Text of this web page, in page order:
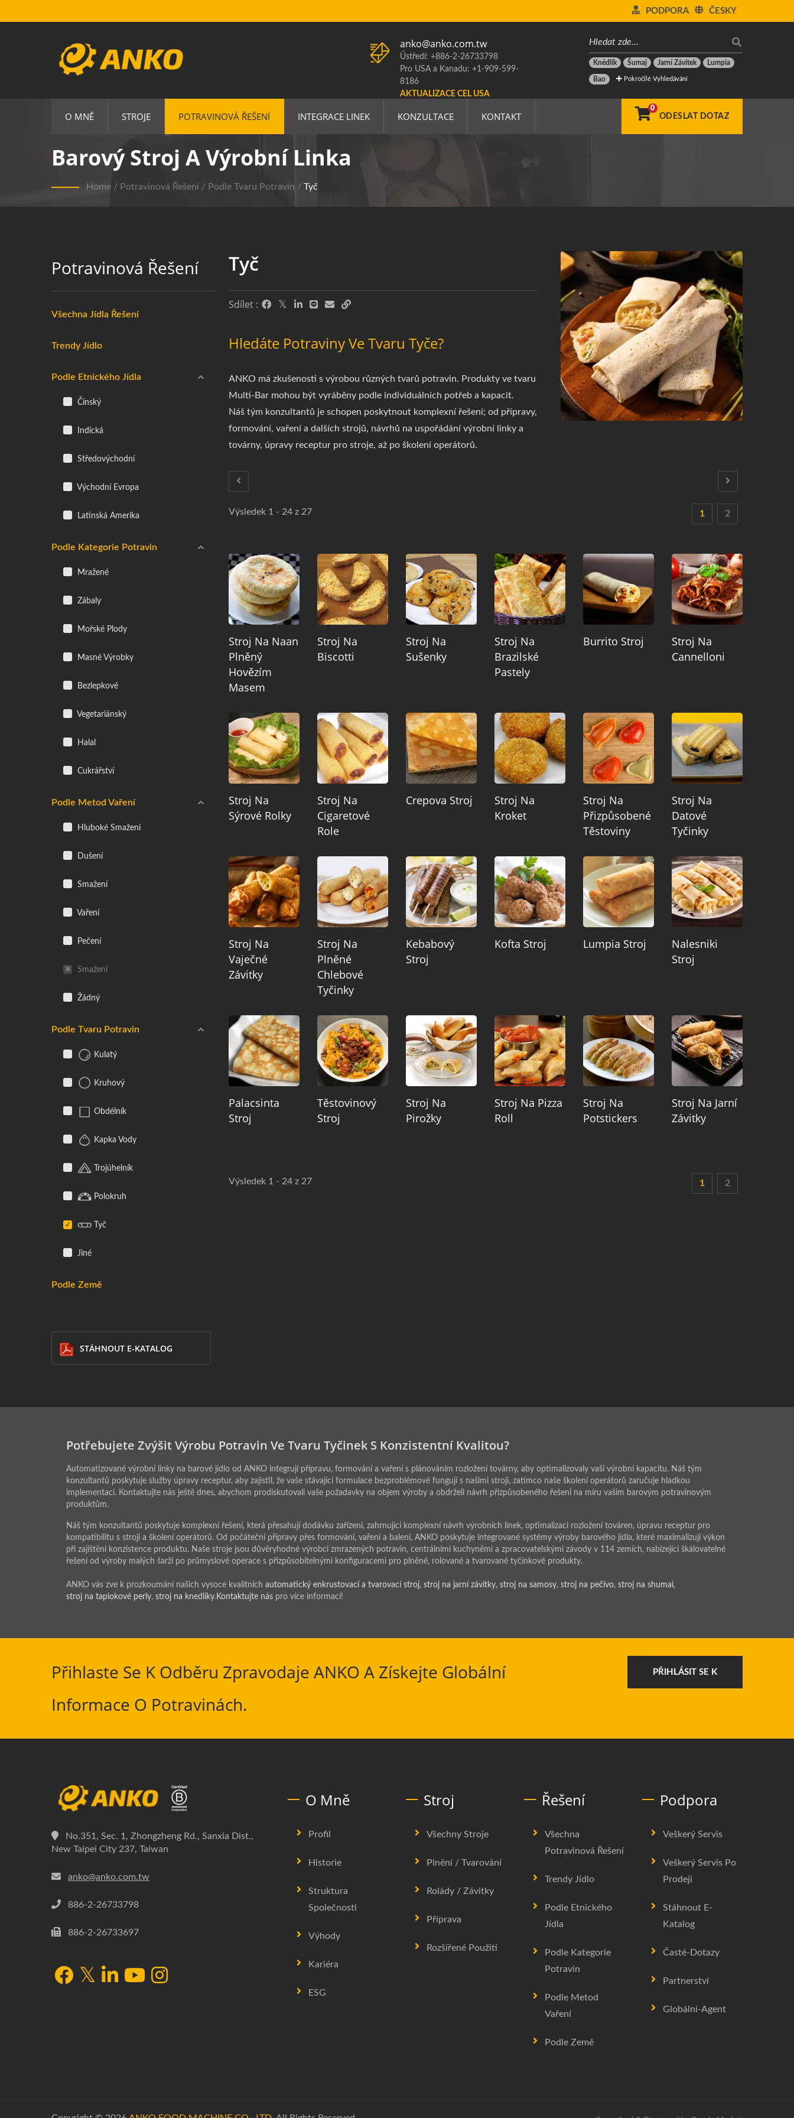
ČESKY
PODPORA
Knédlík Šumaj Jarní Závitek Lumpia
Bao Pokročilé Vyhledávání
anko@anko.com.tw
Ústředí: +886-2-26733798
Pro USA a Kanadu: +1-909-599-
8186
AKTUALIZACE CEL USA
O MNĚ STROJE POTRAVINOVÁ ŘEŠENÍ INTEGRACE LINEK KONZULTACE KONTAKT
0
ODESLAT DOTAZ
Barový Stroj A Výrobní Linka
Home / Potravinová Řešení / Podle Tvaru Potravin / Tyč
Potravinová Řešení
Všechna Jídla Řešení
Trendy Jídlo
Podle Etnického Jídla
Čínský
Indická
Středovýchodní
Východní Evropa
Latinská Amerika
Podle Kategorie Potravin
Mražené
Zábaly
Mořské Plody
Masné Výrobky
Bezlepkové
Vegetariánský
Halal
Cukrářství
Podle Metod Vaření
Hluboké Smažení
Dušení
Smažení
Vaření
Pečení
Smažení
Žádný
Podle Tvaru Potravin
Kulatý
Kruhový
Obdélník
Kapka Vody
Trojúhelník
Polokruh
Tyč
Jiné
Podle Země
STÁHNOUT E-KATALOG
Tyč
Sdílet :
Hledáte Potraviny Ve Tvaru Tyče?
ANKO má zkušenosti s výrobou různých tvarů potravin. Produkty ve tvaru
Multi-Bar mohou být vyráběny podle individuálních potřeb a kapacit.
Náš tým konzultantů je schopen poskytnout komplexní řešení; od přípravy,
formování, vaření a dalších strojů, návrhů na uspořádání výrobní linky a
továrny, úpravy receptur pro stroje, až po školení operátorů.
Výsledek 1 - 24 z 27 1 2
Stroj Na Naan
Plněný
Hovězím
Masem
Stroj Na
Biscotti
Stroj Na
Sušenky
Stroj Na
Brazilské
Pastely
Burrito Stroj
Stroj Na
Cannelloni
Stroj Na
Sýrové Rolky
Stroj Na
Cigaretové
Role
Crepova Stroj
Stroj Na
Kroket
Stroj Na
Přizpůsobené
Těstoviny
Stroj Na
Datové
Tyčinky
Stroj Na
Vaječné
Závitky
Stroj Na
Plněné
Chlebové
Tyčinky
Kebabový
Stroj
Kofta Stroj Lumpia Stroj
Nalesniki
Stroj
Palacsinta
Stroj
Těstovinový
Stroj
Stroj Na
Pirožky
Stroj Na Pizza
Roll
Stroj Na
Potstickers
Stroj Na Jarní
Závitky
Výsledek 1 - 24 z 27 1 2
Potřebujete Zvýšit Výrobu Potravin Ve Tvaru Tyčinek S Konzistentní Kvalitou?
Automatizované výrobní linky na barové jídlo od ANKO integrují přípravu, formování a vaření s plánováním rozložení továrny, aby optimalizovaly vaši výrobní kapacitu. Náš tým
konzultantů poskytuje služby úpravy receptur, aby zajistil, že vaše stávající formulace bezproblémově fungují s našimi stroji, zatímco naše školení operátorů zaručuje hladkou
implementaci. Kontaktujte nás ještě dnes, abychom prodiskutovali vaše požadavky na objem výroby a obdrželi návrh přizpůsobeného řešení na míru vašim barovým potravinovým
produktům.
Náš tým konzultantů poskytuje komplexní řešení, která přesahují dodávku zařízení, zahrnující komplexní návrh výrobních linek, optimalizaci rozložení továren, úpravu receptur pro
kompatibilitu s stroji a školení operátorů. Od počáteční přípravy přes formování, vaření a balení, ANKO poskytuje integrované systémy výroby barového jídla, které maximalizují výkon
při zajištění konzistence produktu. Naše stroje jsou důvěryhodné výrobci zmrazených potravin, centrálními kuchyněmi a zpracovatelskými závody v 114 zemích, nabízející škálovatelné
řešení od výroby malých šarží po průmyslové operace s přizpůsobitelnými konfiguracemi pro plněné, rolované a tvarované tyčinkové produkty.
ANKO vás zve k prozkoumání našich vysoce kvalitních automatický enkrustovací a tvarovací stroj, stroj na jarní závitky, stroj na samosy, stroj na pečivo, stroj na shumai,
stroj na tapiokové perly, stroj na knedlíky.Kontaktujte nás pro více informací!
Přihlaste Se K Odběru Zpravodaje ANKO A Získejte Globální
Informace O Potravinách.
PŘIHLÁSIT SE K
No.351, Sec. 1, Zhongzheng Rd., Sanxia Dist.,
New Taipei City 237, Taiwan
anko@anko.com.tw
886-2-26733798
886-2-26733697
O Mně
Profil
Historie
Struktura
Společnosti
Výhody
Kariéra
ESG
Stroj
Všechny Stroje
Plnění / Tvarování
Rolády / Závitky
Příprava
Rozšířené Použití
Řešení
Všechna
Potravinová Řešení
Trendy Jídlo
Podle Etnického
Jídla
Podle Kategorie
Potravin
Podle Metod
Vaření
Podle Země
Podpora
Veškerý Servis
Veškerý Servis Po
Prodeji
Stáhnout E-
Katalog
Časté-Dotazy
Partnerství
Globální-Agent